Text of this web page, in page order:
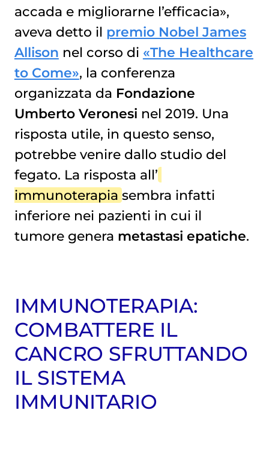
accada e migliorarne l’efficacia»,
aveva detto il premio Nobel James
Allison nel corso di «The Healthcare
to Come», la conferenza
organizzata da Fondazione
Umberto Veronesi nel 2019. Una
risposta utile, in questo senso,
potrebbe venire dallo studio del
fegato. La risposta all’
immunoterapia sembra infatti
inferiore nei pazienti in cui il
tumore genera metastasi epatiche.
IMMUNOTERAPIA:
COMBATTERE IL
CANCRO SFRUTTANDO
IL SISTEMA
IMMUNITARIO